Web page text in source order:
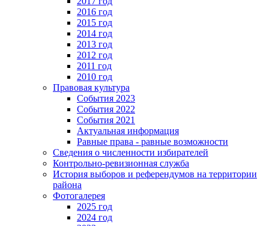
2016 год
2015 год
2014 год
2013 год
2012 год
2011 год
2010 год
Правовая культура
События 2023
События 2022
События 2021
Актуальная информация
Равные права - равные возможности
Сведения о численности избирателей
Контрольно-ревизионная служба
История выборов и референдумов на территории
района
Фотогалерея
2025 год
2024 год